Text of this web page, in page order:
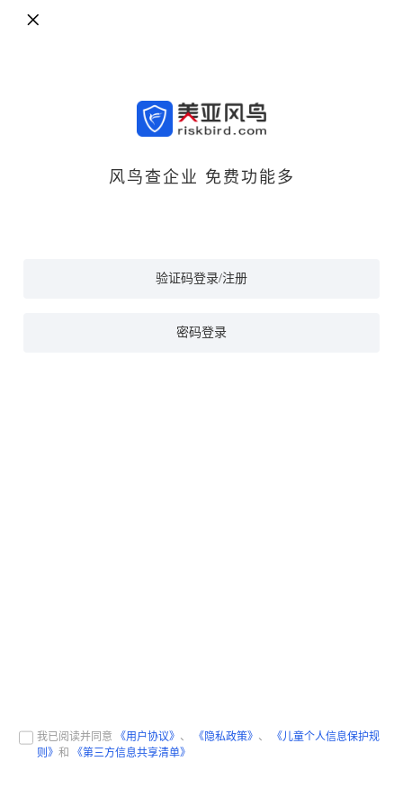
风鸟查企业 免费功能多
验证码登录/注册
密码登录
我已阅读并同意 《用户协议》 、 《隐私政策》 、
《儿童个人信息保护规
则》和 《第三方信息共享清单》